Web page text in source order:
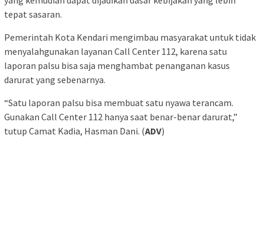
tepat sasaran.
Pemerintah Kota Kendari mengimbau masyarakat untuk tidak
menyalahgunakan layanan Call Center 112, karena satu
laporan palsu bisa saja menghambat penanganan kasus
darurat yang sebenarnya.
“Satu laporan palsu bisa membuat satu nyawa terancam.
Gunakan Call Center 112 hanya saat benar-benar darurat,”
tutup Camat Kadia, Hasman Dani. (ADV)